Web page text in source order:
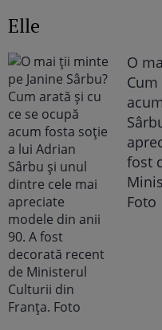
Elle
O
fost
Foto